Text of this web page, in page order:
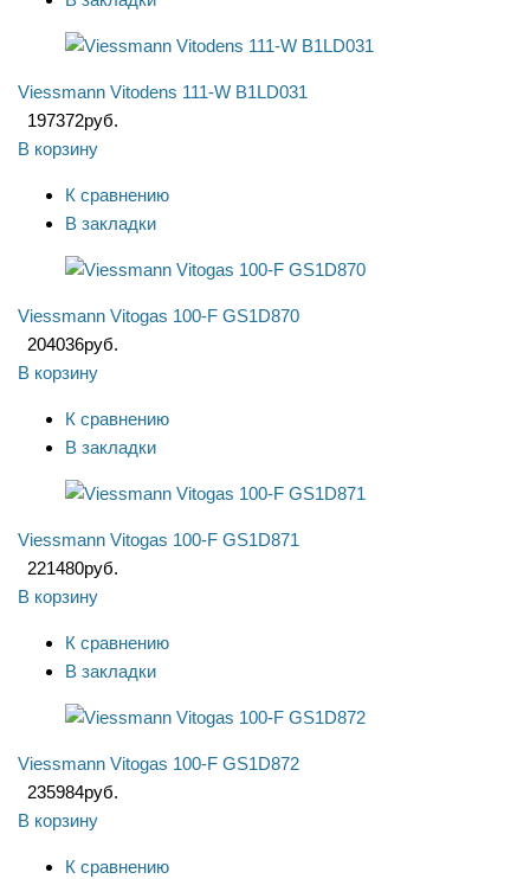
Viessmann Vitodens 111-W B1LD031
197372руб.
В корзину
К сравнению
В закладки
Viessmann Vitogas 100-F GS1D870
204036руб.
В корзину
К сравнению
В закладки
Viessmann Vitogas 100-F GS1D871
221480руб.
В корзину
К сравнению
В закладки
Viessmann Vitogas 100-F GS1D872
235984руб.
В корзину
К сравнению